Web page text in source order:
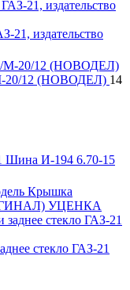
21, издательство
М-20/12 (НОВОДЕЛ) 14
Шина И-194 6.70-15
Крышка
УЦЕНКА
стекло ГАЗ-21